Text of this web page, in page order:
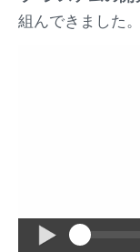
組んできました。